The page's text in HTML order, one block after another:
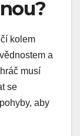
kolem
a
musí
se
aby